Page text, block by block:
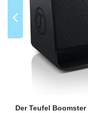
Der Teufel Boomster